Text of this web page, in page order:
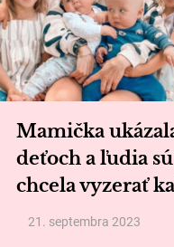
Mamička
deťoch a ľudia
chcela vyzerať
21. septembra 2023